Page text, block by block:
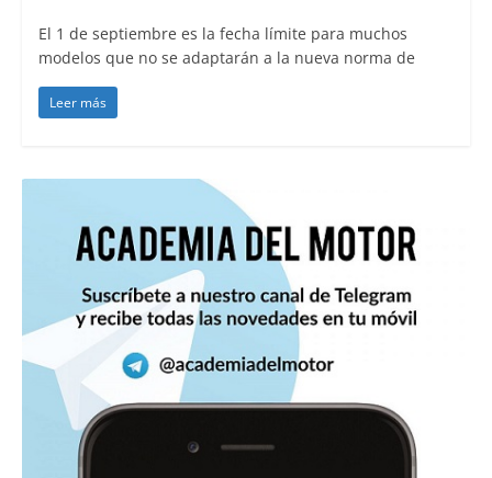
El 1 de septiembre es la fecha límite para muchos
modelos que no se adaptarán a la nueva norma de
Leer más